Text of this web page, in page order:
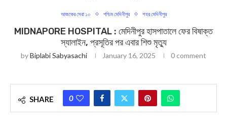
আজকের সেরা ১০ পশ্চিম মেদিনীপুর শহর মেদিনীপুর
MIDNAPORE HOSPITAL : মেদিনীপুর হাসপাতালে ফের বিষাক্ত
স্যালাইন, প্রসূতির পর এবার শিশু মৃত্যু
byBiplabi Sabyasachi January 16, 2025 0 comment
SHARE 0